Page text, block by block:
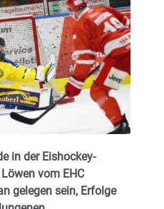
in der Eishockey-
vom EHC
gelegen sein, Erfolge